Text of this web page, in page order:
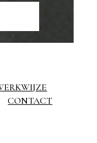
CONTACT